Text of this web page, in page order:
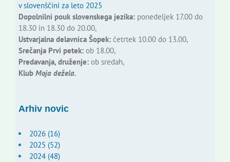
v slovenščini za leto 2025
Dopolnilni pouk slovenskega jezika:ponedeljek 17.00 do
18.30 in 18.30 do 20.00,
Ustvarjalna delavnica Šopek:četrtek 10.00 do 13.00,
Srečanja Prvi petek:ob 18.00,
Predavanja, druženje:ob sredah,
Klub Moja dežela.
Arhiv novic
2026 (16)
2025 (52)
2024 (48)